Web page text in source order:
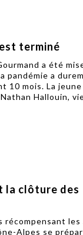
terminé
a été
pandémie a
10 mois. La
Hallouin,
la clôture des
les
Alpes se